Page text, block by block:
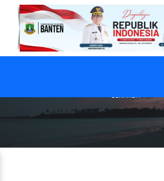
BERANDA